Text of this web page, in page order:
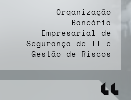
Organização
Bancária
Empresarial de
Segurança de TI e
Gestão de Riscos